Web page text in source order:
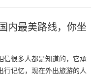
内最美路线，你坐
信很多人都是知道的，它承
行记忆，现在外出旅游的人